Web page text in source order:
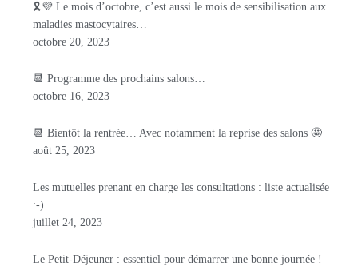
🎗💜 Le mois d’octobre, c’est aussi le mois de sensibilisation aux
maladies mastocytaires…
octobre 20, 2023
📆 Programme des prochains salons…
octobre 16, 2023
📆 Bientôt la rentrée… Avec notamment la reprise des salons 🤩
août 25, 2023
Les mutuelles prenant en charge les consultations : liste actualisée
:-)
juillet 24, 2023
Le Petit-Déjeuner : essentiel pour démarrer une bonne journée !